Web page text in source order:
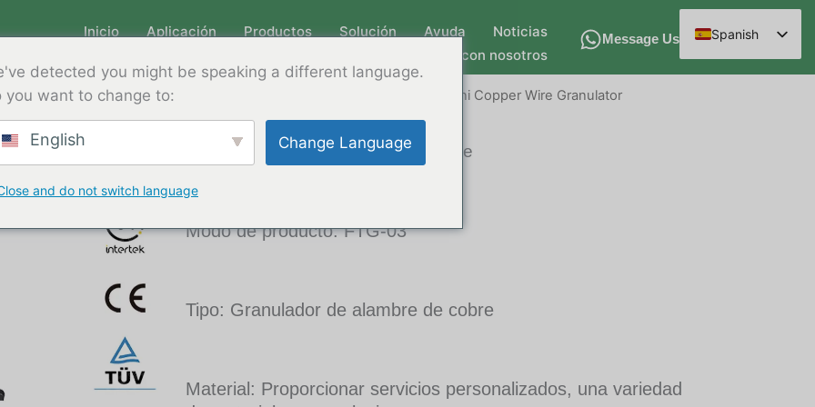
Inicio Aplicación Productos Solución Ayuda
Noticias
Póngase en contacto con nosotros
Message Us
Spanish
English
/ Mini Copper Wire Granulator
Mini granulador de alambre de cobre
Modo de producto: FTG-03
Tipo: Granulador de alambre de cobre
Material: Proporcionar servicios personalizados, una variedad
detected you might be speaking a different language.
you want to change to:
English Change Language
and do not switch language